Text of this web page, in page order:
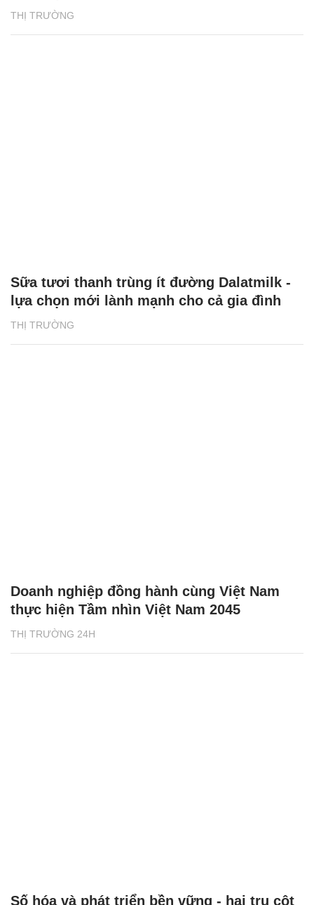
THỊ TRƯỜNG
THỊ TRƯỜNG
Sữa tươi thanh trùng ít đường Dalatmilk -
lựa chọn mới lành mạnh cho cả gia đình
THỊ TRƯỜNG 24H
Doanh nghiệp đồng hành cùng Việt Nam
thực hiện Tầm nhìn Việt Nam 2045
Số hóa và phát triển bền vững - hai trụ cột